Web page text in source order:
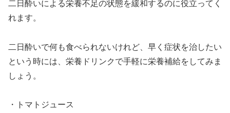
二日酔いによる栄養不足の状態を緩和するのに役立ってく
れます。
二日酔いで何も食べられないけれど、早く症状を治したい
という時には、栄養ドリンクで手軽に栄養補給をしてみま
しょう。
・トマトジュース